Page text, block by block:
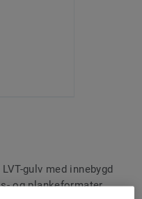
gulv med innebygd
og plankeformater.